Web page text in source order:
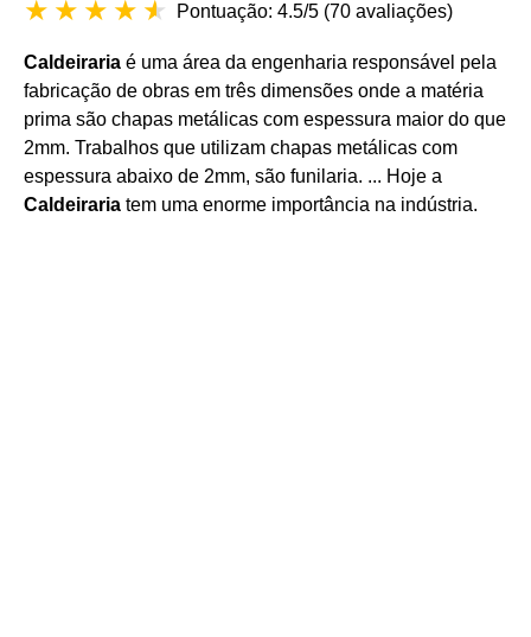
Pontuação: 4.5/5 (70 avaliações)
Caldeiraria é uma área da engenharia responsável pela
fabricação de obras em três dimensões onde a matéria
prima são chapas metálicas com espessura maior do que
2mm. Trabalhos que utilizam chapas metálicas com
espessura abaixo de 2mm, são funilaria. ... Hoje a
Caldeiraria tem uma enorme importância na indústria.